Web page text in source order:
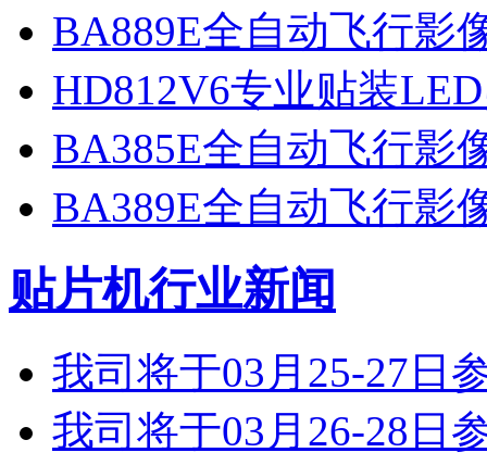
BA889E全自动飞行影
HD812V6专业贴装
BA385E全自动飞行影
BA389E全自动飞行影
贴片机行业新闻
我司将于03月25-27日
我司将于03月26-28日